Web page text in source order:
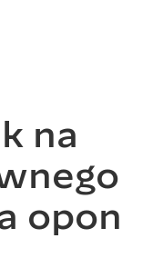
na
opon